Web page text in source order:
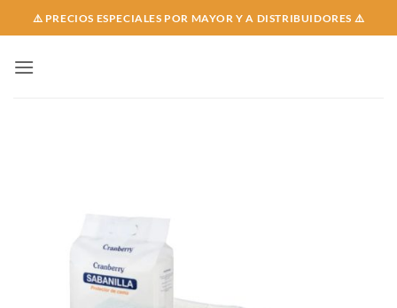
to
⚠️ PRECIOS ESPECIALES POR MAYOR Y A DISTRIBUIDORES ⚠️